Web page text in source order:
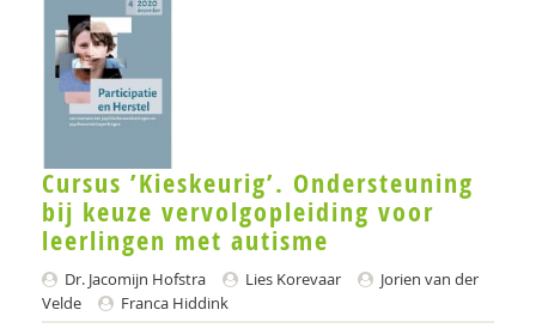
Mariken de Koning
Lies Korevaar
Esther Krijnen-de Bruin
Pien Leendertse
Anja Machielse
Thomas Martinelli
Cursus ’Kieskeurig’. Ondersteuning
bij keuze vervolgopleiding voor
leerlingen met autisme
Dr. Jacomijn Hofstra Lies Korevaar
Jorien van der
Velde
Franca Hiddink